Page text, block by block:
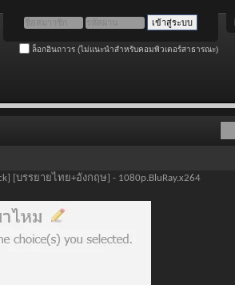
ล็อกอินถาวร (ไม่แนะนำสำหรับคอมพิวเตอร์สาธารณะ)
[บรรยายไทย+อังกฤษ] - 1080p.BluRay.x264